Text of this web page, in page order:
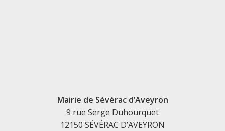
Mairie de Sévérac d’Aveyron
9 rue Serge Duhourquet
12150 SÉVÉRAC D’AVEYRON